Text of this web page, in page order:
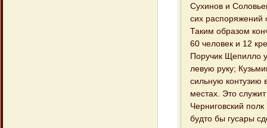
Сухинов и
сих распоряжений
Таким образом
60 человек и 12
Поручик Щепилло
левую руку;
сильную контузию
местах. Это
Черниговский
будто бы гусары